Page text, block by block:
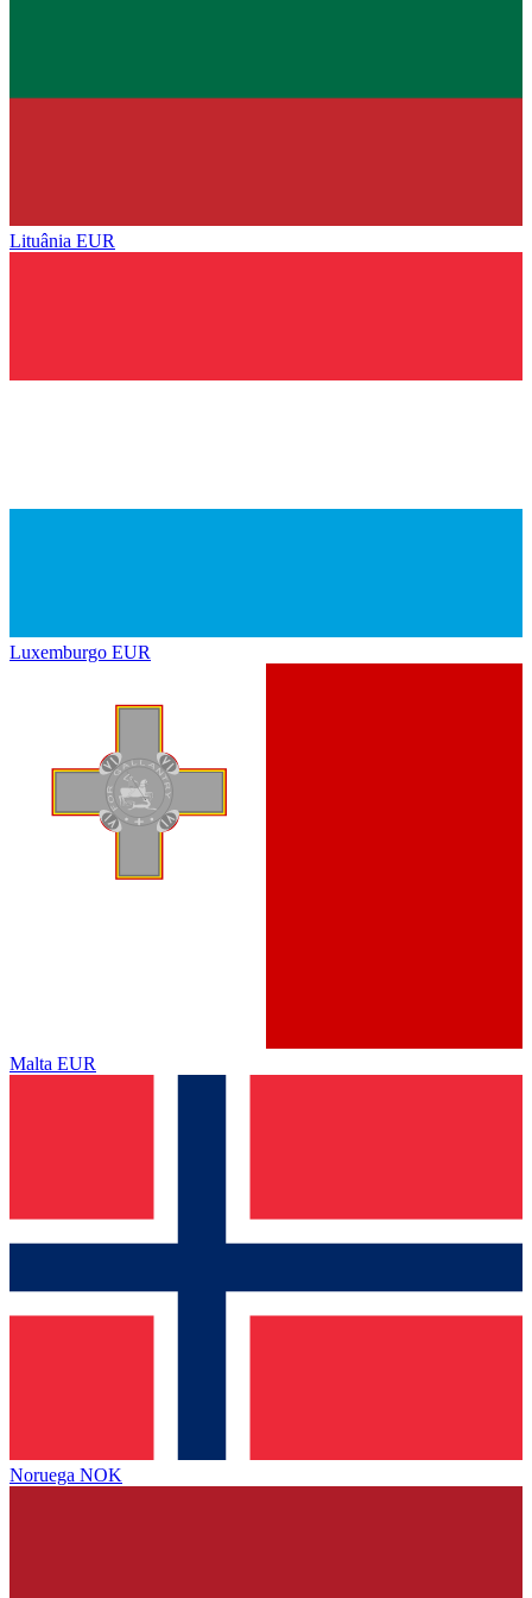
Lituânia EUR
Luxemburgo EUR
Malta EUR
Noruega NOK